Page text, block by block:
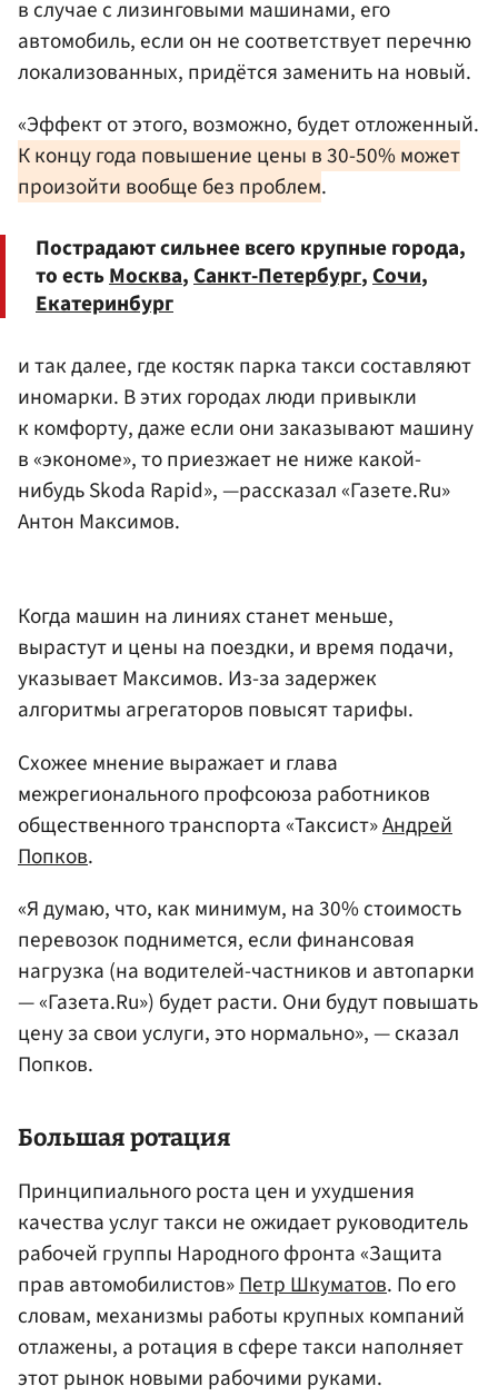
в случае с лизинговыми машинами, его
автомобиль, если он не соответствует перечню
локализованных, придётся заменить на новый.
«Эффект от этого, возможно, будет отложенный.
К концу года повышение цены в 30-50% может
произойти вообще без проблем.
Пострадают сильнее всего крупные города,
то естьМосква,Санкт-Петербург,Сочи,
Екатеринбург
и так далее, где костяк парка такси составляют
иномарки. В этих городах люди привыкли
к комфорту, даже если они заказывают машину
в «экономе», то приезжает не ниже какой-
нибудь Skoda Rapid», —рассказал «Газете.Ru»
Антон Максимов.
Когда машин на линиях станет меньше,
вырастут и цены на поездки, и время подачи,
указывает Максимов. Из-за задержек
алгоритмы агрегаторов повысят тарифы.
Схожее мнение выражает и глава
межрегионального профсоюза работников
общественного транспорта «Таксист»Андрей
Попков.
«Я думаю, что, как минимум, на 30% стоимость
перевозок поднимется, если финансовая
нагрузка (на водителей-частников и автопарки
— «Газета.Ru») будет расти. Они будут повышать
цену за свои услуги, это нормально», — сказал
Попков.
Большая ротация
Принципиального роста цен и ухудшения
качества услуг такси не ожидает руководитель
рабочей группы Народного фронта «Защита
прав автомобилистов»Петр Шкуматов. По его
словам, механизмы работы крупных компаний
отлажены, а ротация в сфере такси наполняет
этот рынок новыми рабочими руками.